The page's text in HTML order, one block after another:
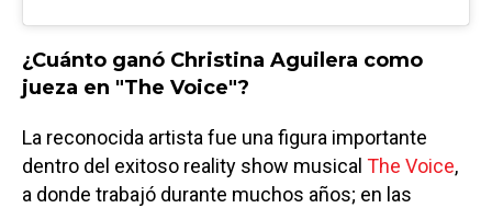
¿Cuánto ganó Christina Aguilera como
jueza en "The Voice"?
La reconocida artista fue una figura importante
dentro del exitoso reality show musical The Voice,
a donde trabajó durante muchos años; en las